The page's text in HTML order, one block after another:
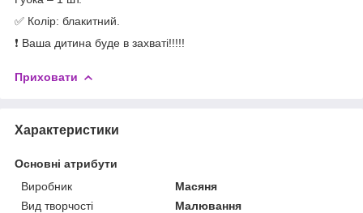
✅ Колір: блакитний.
❗ Ваша дитина буде в захваті!!!!!
Приховати
Характеристики
Основні атрибути
Виробник
Масяня
Вид творчості
Малювання